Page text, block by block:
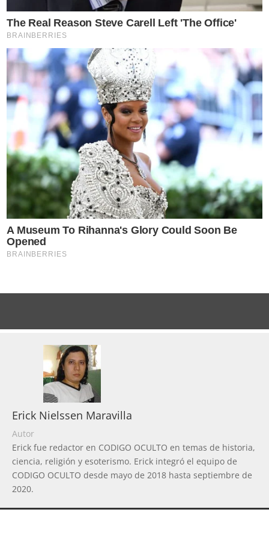
Erick Nielssen Maravilla
Autor
Erick fue redactor en CODIGO OCULTO en temas de historia,
ciencia, religión y esoterismo. Erick integró el equipo de
CODIGO OCULTO desde mayo de 2018 hasta septiembre de
2020.